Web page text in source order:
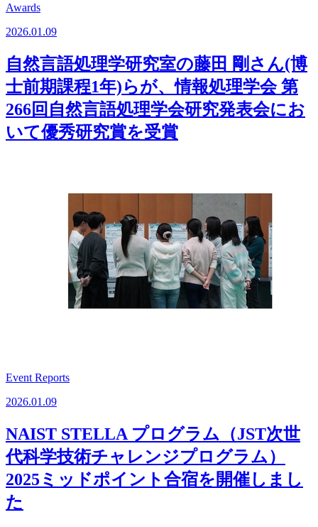
Awards
2026.01.09
自然言語処理学研究室の藤田 剛さん(博
士前期課程1年)らが、情報処理学会 第
266回自然言語処理学会研究発表会にお
いて優秀研究賞を受賞
Event Reports
2026.01.09
NAIST STELLA プログラム（JST次世
代科学技術チャレンジプログラム）
2025ミッドポイント合宿を開催しまし
た